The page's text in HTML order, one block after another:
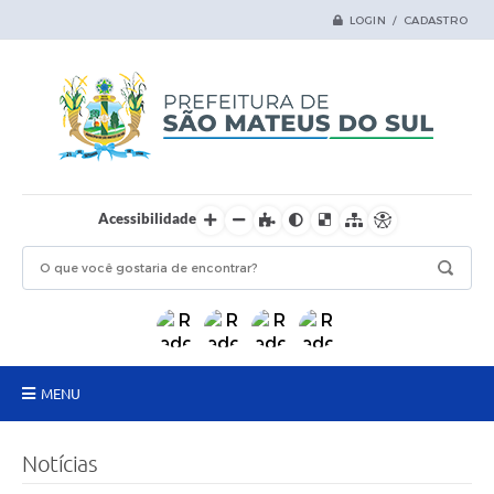
LOGIN / CADASTRO
Acessibilidade
MENU
Notícias